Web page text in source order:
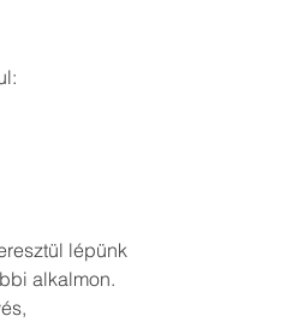
lépünk
alkalmon.